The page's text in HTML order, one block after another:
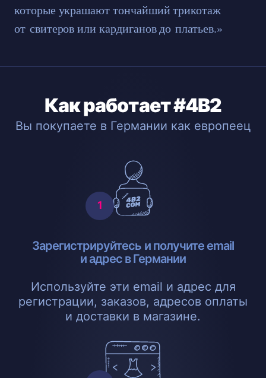
которые украшают тончайший трикотаж
от свитеров или кардиганов до платьев.»
Как работает #4B2
Вы покупаете в Германии как европеец
Зарегистрируйтесь и получите email
и адрес в Германии
Используйте эти email и адрес для
регистрации, заказов, адресов оплаты
и доставки в магазине.